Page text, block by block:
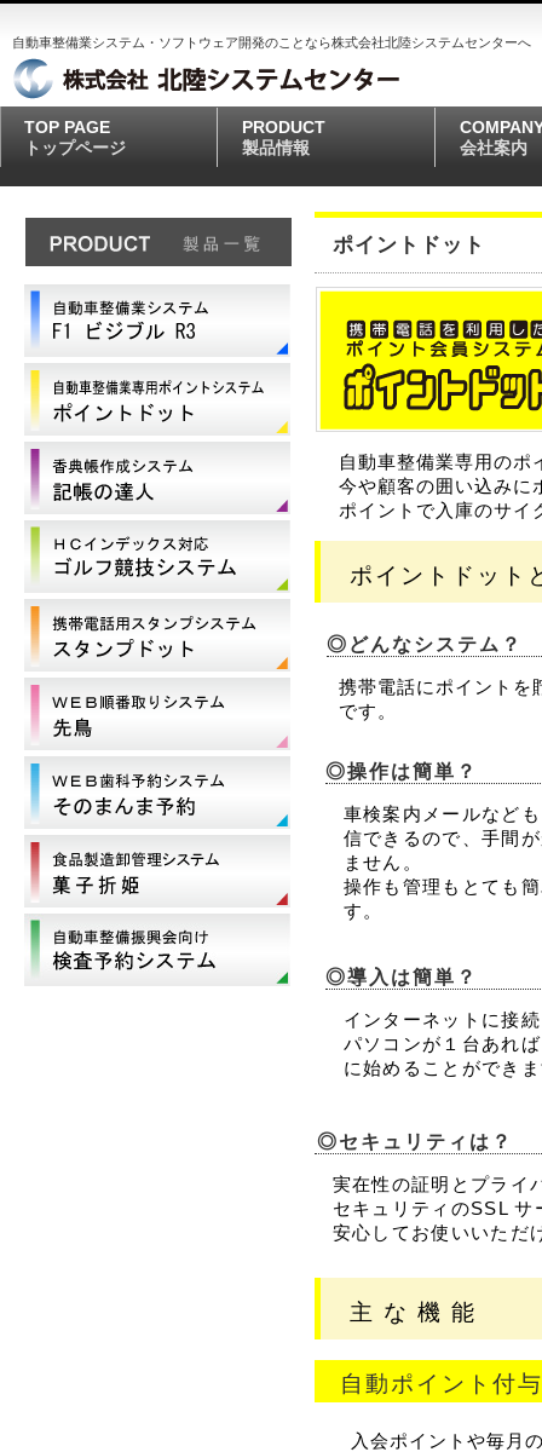
自動車整備業システム・ソフトウェア開発のことなら株式会社北陸システムセンターへ
ポイントドット
自動車整備業専用のポ
今や顧客の囲い込みに
ポイントで入庫のサイ
ポイントドット
◎どんなシステム？
携帯電話にポイントを
です。
◎操作は簡単？
車検案内メールなど
信できるので、手間
ません。
操作も管理もとても
す。
◎導入は簡単？
インターネットに接
パソコンが１台あれ
に始めることができ
◎セキュリティは？
実在性の証明とプライ
セキュリティのSSL
安心してお使いいただ
主 な 機 能
自動ポイント付与
入会ポイントや毎月
TOP PAGE
トップページ
PRODUCT
製品情報
会社案内